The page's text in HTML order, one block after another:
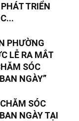
TRIỂN
PHƯỜNG
LỄ RA MẮT
SÓC
NGÀY”
SÓC
NGÀY TẠI